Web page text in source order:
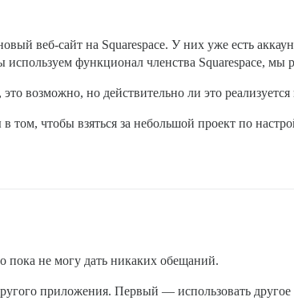
веб-сайт на Squarespace. У них уже есть
функционал членства Squarespace, мы
возможно, но действительно ли это реализуется
том, чтобы взяться за небольшой проект по
пока не могу дать никаких обещаний.
приложения. Первый — использовать